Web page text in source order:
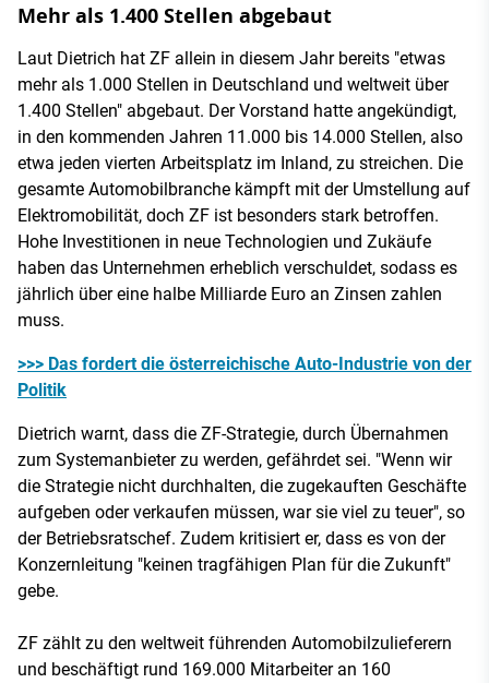
Mehr als 1.400 Stellen abgebaut
Laut Dietrich hat ZF allein in diesem Jahr bereits "etwas
mehr als 1.000 Stellen in Deutschland und weltweit über
1.400 Stellen" abgebaut. Der Vorstand hatte angekündigt,
in den kommenden Jahren 11.000 bis 14.000 Stellen, also
etwa jeden vierten Arbeitsplatz im Inland, zu streichen. Die
gesamte Automobilbranche kämpft mit der Umstellung auf
Elektromobilität, doch ZF ist besonders stark betroffen.
Hohe Investitionen in neue Technologien und Zukäufe
haben das Unternehmen erheblich verschuldet, sodass es
jährlich über eine halbe Milliarde Euro an Zinsen zahlen
muss.
>>> Das fordert die österreichische Auto-Industrie von der
Politik
Dietrich warnt, dass die ZF-Strategie, durch Übernahmen
zum Systemanbieter zu werden, gefährdet sei. "Wenn wir
die Strategie nicht durchhalten, die zugekauften Geschäfte
aufgeben oder verkaufen müssen, war sie viel zu teuer", so
der Betriebsratschef. Zudem kritisiert er, dass es von der
Konzernleitung "keinen tragfähigen Plan für die Zukunft"
gebe.
ZF zählt zu den weltweit führenden Automobilzulieferern
und beschäftigt rund 169.000 Mitarbeiter an 160